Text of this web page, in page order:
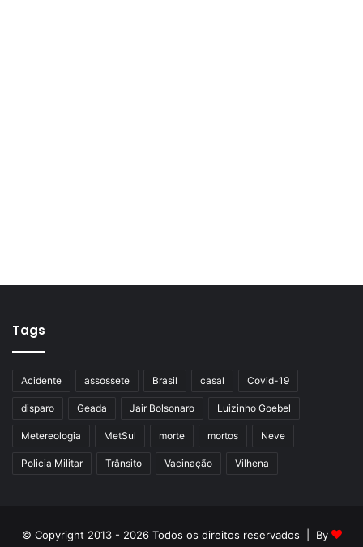
Tags
Acidente assossete Brasil casal Covid-19
disparo Geada Jair Bolsonaro Luizinho Goebel
Metereologia MetSul morte mortos Neve
Policia Militar Trânsito Vacinação Vilhena
© Copyright 2013 - 2026 Todos os direitos reservados | By